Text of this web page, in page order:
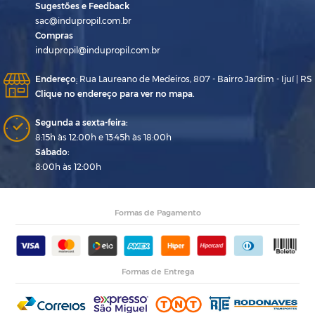
Sugestões e Feedback
sac@indupropil.com.br
Compras
indupropil@indupropil.com.br
Endereço: Rua Laureano de Medeiros, 807 - Bairro Jardim - Ijuí | RS
Clique no endereço para ver no mapa.
Segunda a sexta-feira:
8:15h às 12:00h e 13:45h às 18:00h
Sábado:
8:00h às 12:00h
Formas de Pagamento
Formas de Entrega